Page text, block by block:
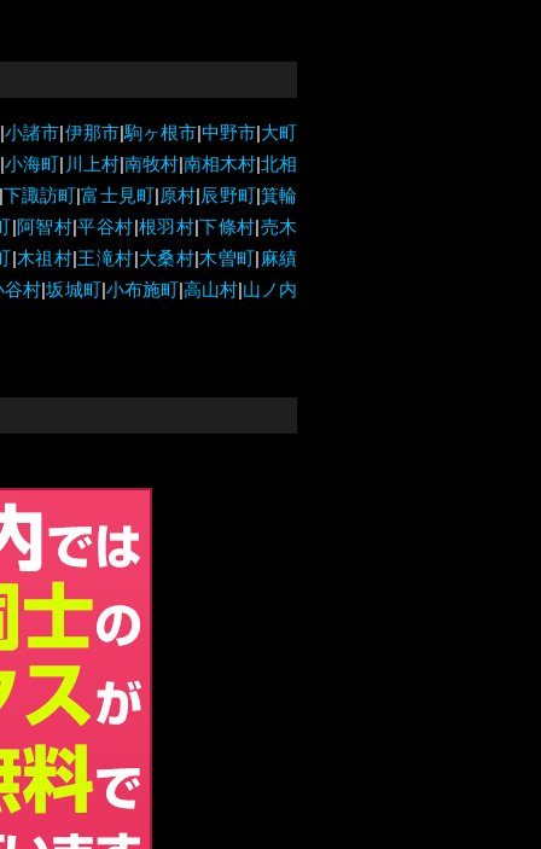
|小諸市 伊那市| 駒ヶ根市| 中野市 大町
|小海町 川上村| 南牧村| 南相木村 |北相
下諏訪町 |富士見町| 原村 辰野町| 箕輪
阿智村 |平谷村 根羽村| 下條村 売木
木祖村 王滝村 大桑村| 木曽町 麻績
谷村 |坂城町| 小布施町| 高山村| 山ノ内